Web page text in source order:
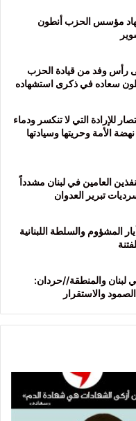
مؤسس الحزب أنطون
رأس وفد من قيادة الحزب
سعاده في ذكرى استشهاده
هو عيد الانتصار للإرادة التي لا تنكسر ودماء
الأمة وحريتها وسيادتها
العامين في لبنان مشدداً
تبرير العدوان
“اتفاق الاطار” نسخة عن 17 أيار المشؤوم والسلطة اللبنانية
لبنان والمنطقة//حردان:
والاستقرار